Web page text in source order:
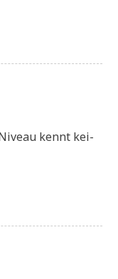
kennt kei­